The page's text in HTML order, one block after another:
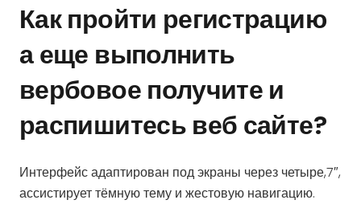
Как пройти регистрацию
а еще выполнить
вербовое получите и
распишитесь веб сайте?
Интерфейс адаптирован под экраны через четыре,7″,
ассистирует тёмную тему и жестовую навигацию.